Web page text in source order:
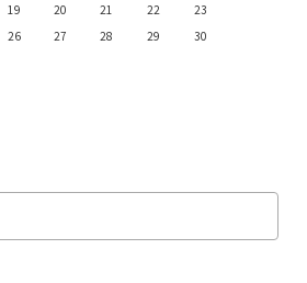
19 20 21 22
23
26 27 28 29
30